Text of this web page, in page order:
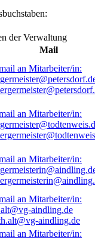
der Verwaltung
Mail
aindling.de